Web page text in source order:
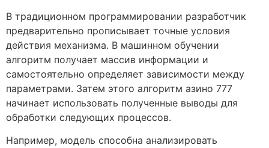
В традиционном программировании разработчик
предварительно прописывает точные условия
действия механизма. В машинном обучении
алгоритм получает массив информации и
самостоятельно определяет зависимости между
параметрами. Затем этого алгоритм азино 777
начинает использовать полученные выводы для
обработки следующих процессов.
Например, модель способна анализировать